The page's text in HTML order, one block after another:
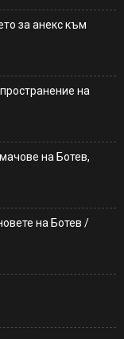
за анекс към
на
на Ботев,
на Ботев /